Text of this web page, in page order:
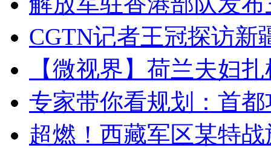
CGTN记者王冠探访新
【微视界】荷兰夫妇
专家带你看规划：首
超燃！西藏军区某特